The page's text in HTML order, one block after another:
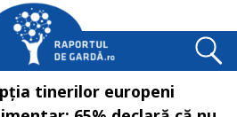
tinerilor europeni